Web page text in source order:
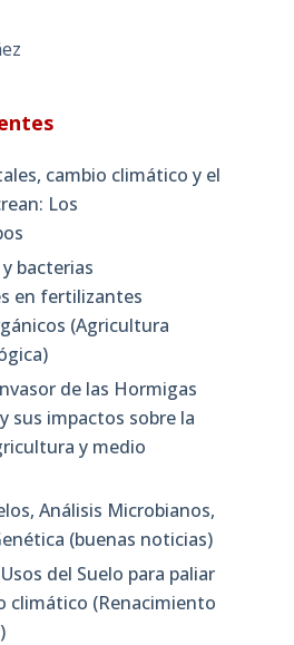
cambio climático y el
Los
bacterias
en fertilizantes
(Agricultura
de las Hormigas
sus impactos sobre la
y medio
Análisis Microbianos,
(buenas noticias)
del Suelo para paliar
climático (Renacimiento